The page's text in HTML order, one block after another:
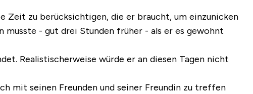
Zeit zu berücksichtigen, die er braucht, um einzunicken
musste - gut drei Stunden früher - als er es gewohnt
Realistischerweise würde er an diesen Tagen nicht
mit seinen Freunden und seiner Freundin zu treffen